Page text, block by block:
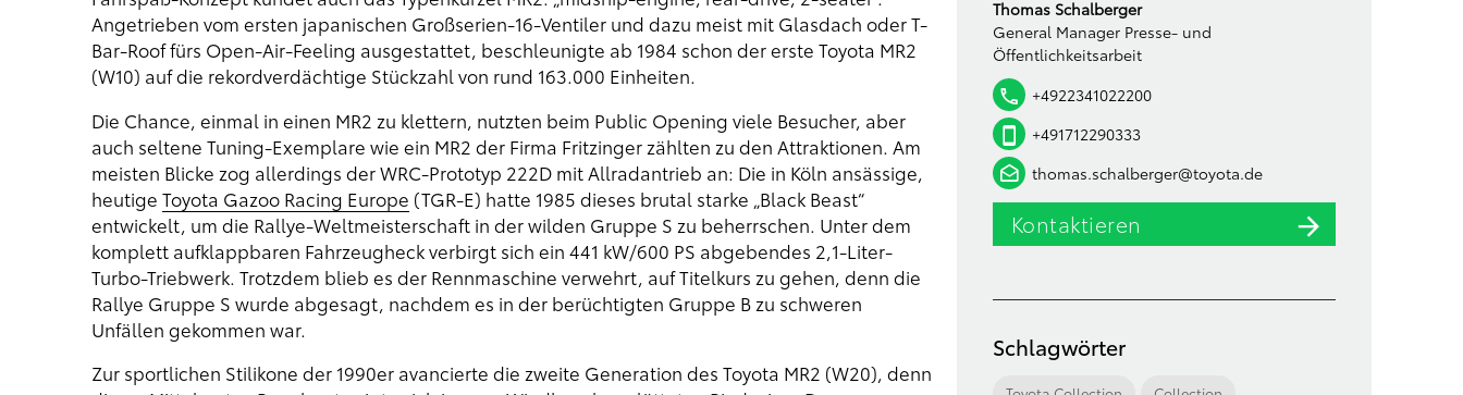
Angetrieben vom ersten japanischen Großserien-16-Ventiler und dazu meist mit Glasdach oder T-
Bar-Roof fürs Open-Air-Feeling ausgestattet, beschleunigte ab 1984 schon der erste Toyota MR2
(W10) auf die rekordverdächtige Stückzahl von rund 163.000 Einheiten.
Die Chance, einmal in einen MR2 zu klettern, nutzten beim Public Opening viele Besucher, aber
auch seltene Tuning-Exemplare wie ein MR2 der Firma Fritzinger zählten zu den Attraktionen. Am
meisten Blicke zog allerdings der WRC-Prototyp 222D mit Allradantrieb an: Die in Köln ansässige,
heutige Toyota Gazoo Racing Europe (TGR-E) hatte 1985 dieses brutal starke „Black Beast“
entwickelt, um die Rallye-Weltmeisterschaft in der wilden Gruppe S zu beherrschen. Unter dem
komplett aufklappbaren Fahrzeugheck verbirgt sich ein 441 kW/600 PS abgebendes 2,1-Liter-
Turbo-Triebwerk. Trotzdem blieb es der Rennmaschine verwehrt, auf Titelkurs zu gehen, denn die
Rallye Gruppe S wurde abgesagt, nachdem es in der berüchtigten Gruppe B zu schweren
Unfällen gekommen war.
Zur sportlichen Stilikone der 1990er avancierte die zweite Generation des Toyota MR2 (W20), denn
Thomas Schalberger
General Manager Presse- und
Öffentlichkeitsarbeit
+4922341022200
+491712290333
thomas.schalberger@toyota.de
Kontaktieren
Schlagwörter